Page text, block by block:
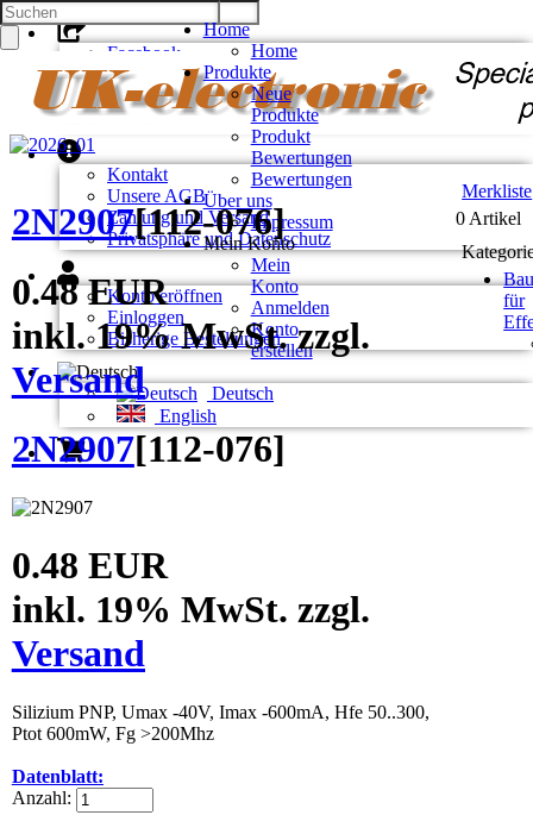
Facebook
Twitter
Google +
Pinterest
Kontakt
Unsere AGB
Zahlung und Versand
Privatsphäre und Datenschutz
Konto eröffnen
Einloggen
Bisherige Bestellungen
Deutsch
English
Home
Home
Produkte
Neue
Produkte
Produkt
Bewertungen
Bewertungen
Über uns
Impressum
Mein Konto
Mein
Konto
Anmelden
Konto
erstellen
2N2907[112-076]
0.48 EUR
inkl. 19% MwSt. zzgl.
Versand
2N2907[112-076]
0.48 EUR
inkl. 19% MwSt. zzgl.
Versand
Silizium PNP, Umax -40V, Imax -600mA, Hfe 50..300,
Ptot 600mW, Fg >200Mhz
Datenblatt:
Anzahl:
Merkliste
0 Artikel
für